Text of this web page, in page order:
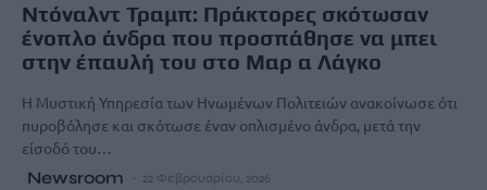
Ντόναλντ Τραμπ: Πράκτορες σκότωσαν
ένοπλο άνδρα που προσπάθησε να μπει
στην έπαυλή του στο Μαρ α Λάγκο
Η Μυστική Υπηρεσία των Ηνωμένων Πολιτειών ανακοίνωσε ότι
πυροβόλησε και σκότωσε έναν οπλισμένο άνδρα, μετά την
είσοδό του…
Newsroom 22 Φεβρουαρίου, 2026